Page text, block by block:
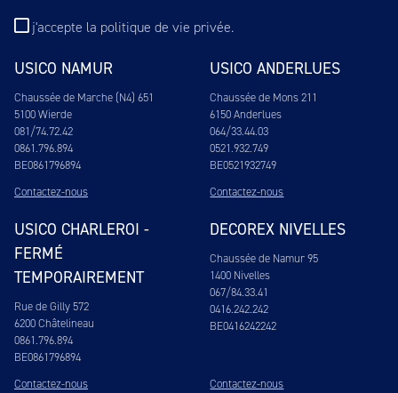
j'accepte la politique de vie privée.
USICO NAMUR
Chaussée de Marche (N4) 651
5100 Wierde
081/74.72.42
0861.796.894
BE0861796894
Contactez-nous
USICO ANDERLUES
Chaussée de Mons 211
6150 Anderlues
064/33.44.03
0521.932.749
BE0521932749
Contactez-nous
USICO CHARLEROI -
FERMÉ
TEMPORAIREMENT
Rue de Gilly 572
6200 Châtelineau
0861.796.894
BE0861796894
Contactez-nous
DECOREX NIVELLES
Chaussée de Namur 95
1400 Nivelles
067/84.33.41
0416.242.242
BE0416242242
Contactez-nous